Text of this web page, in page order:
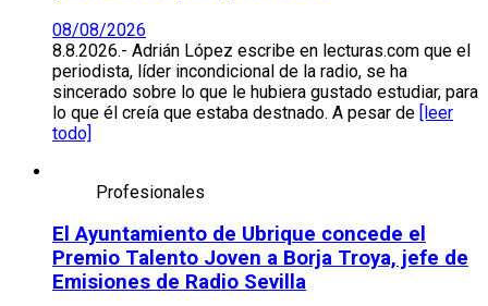
08/08/2026
8.8.2026.- Adrián López escribe en lecturas.com que el
periodista, líder incondicional de la radio, se ha
sincerado sobre lo que le hubiera gustado estudiar, para
lo que él creía que estaba destnado. A pesar de [leer
todo]
Profesionales
El Ayuntamiento de Ubrique concede el
Premio Talento Joven a Borja Troya, jefe de
Emisiones de Radio Sevilla